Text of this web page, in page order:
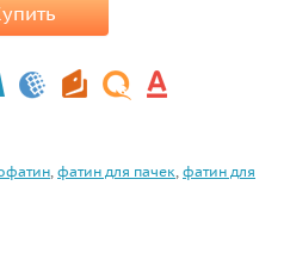
, фатин для пачек, фатин для